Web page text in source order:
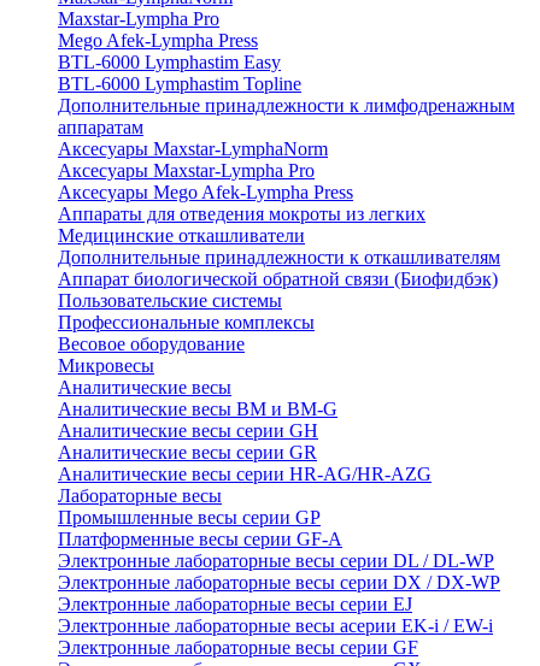
Maxstar-Lympha Pro
Mego Afek-Lympha Press
BTL-6000 Lymphastim Easy
BTL-6000 Lymphastim Topline
Дополнительные принадлежности к лимфодренажным
аппаратам
Аксесуары Maxstar-LymphaNorm
Аксесуары Maxstar-Lympha Pro
Аксесуары Mego Afek-Lympha Press
Аппараты для отведения мокроты из легких
Медицинские откашливатели
Дополнительные принадлежности к откашливателям
Аппарат биологической обратной связи (Биофидбэк)
Пользовательские системы
Профессиональные комплексы
Весовое оборудование
Микровесы
Аналитические весы
Аналитические весы BM и BM-G
Аналитические весы серии GH
Аналитические весы серии GR
Аналитические весы серии HR-AG/HR-AZG
Лабораторные весы
Промышленные весы серии GP
Платформенные весы серии GF-A
Электронные лабораторные весы серии DL / DL-WP
Электронные лабораторные весы серии DX / DX-WP
Электронные лабораторные весы серии EJ
Электронные лабораторные весы aсерии EK-i / EW-i
Электронные лабораторные весы серии GF